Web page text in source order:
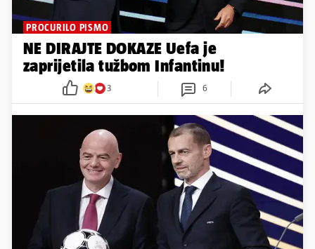
PROCURILO PISMO
NE DIRAJTE DOKAZE Uefa je
zaprijetila tužbom Infantinu!
3 6